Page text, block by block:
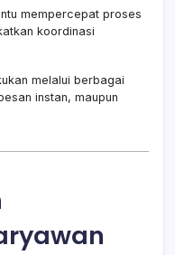
mempercepat proses
koordinasi
melalui berbagai
instan, maupun